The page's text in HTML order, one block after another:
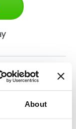
About
éves